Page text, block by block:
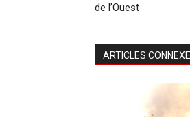
de l’Ouest
ARTICLES